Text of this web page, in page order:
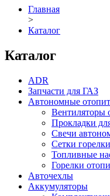
Главная
>
Каталог
Каталог
ADR
Запчасти для ГАЗ
Автономные
Вентиляторы
Прокладки
Свечи
Сетки горелки
Топливные
Горелки
Авточехлы
Аккумуляторы